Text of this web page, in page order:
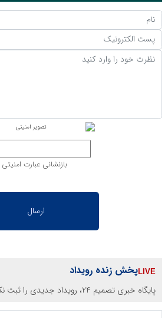
بازنشانی عبارت امنیتی
پخش زنده رویداد
پایگاه خبری تصمیم 24، رویداد جدیدی را ثبت نکرده است.